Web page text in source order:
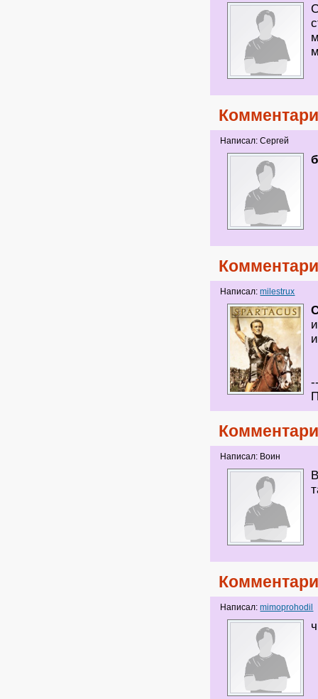
Написал: Сергей
Написал:milestrux
Написал: Воин
Написал:mimoprohodil